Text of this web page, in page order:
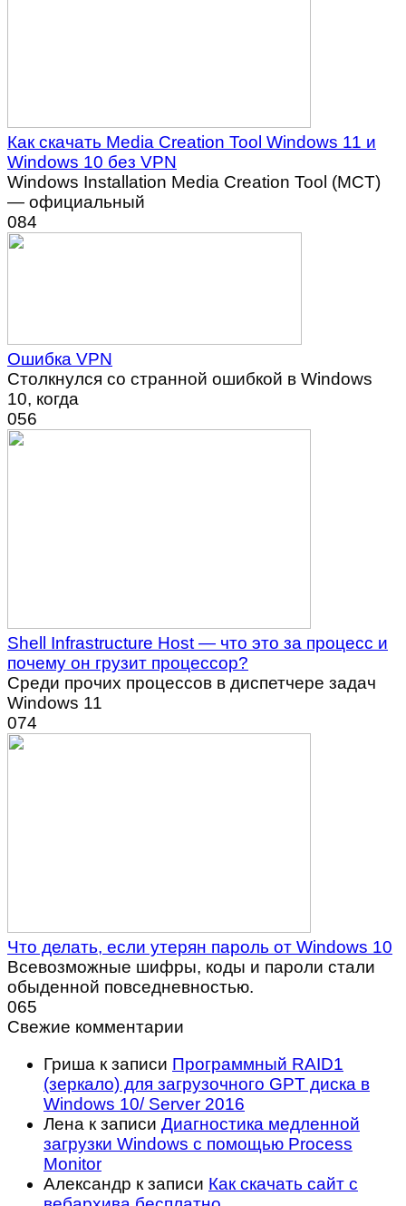
Как скачать Media Creation Tool Windows 11 и
Windows 10 без VPN
Windows Installation Media Creation Tool (MCT)
— официальный
084
Ошибка VPN
Столкнулся со странной ошибкой в Windows
10, когда
056
Shell Infrastructure Host — что это за процесс и
почему он грузит процессор?
Среди прочих процессов в диспетчере задач
Windows 11
074
Что делать, если утерян пароль от Windows 10
Всевозможные шифры, коды и пароли стали
обыденной повседневностью.
065
Свежие комментарии
Гриша к записи Программный RAID1
(зеркало) для загрузочного GPT диска в
Windows 10/ Server 2016
Лена к записи Диагностика медленной
загрузки Windows с помощью Process
Monitor
Александр к записи Как скачать сайт с